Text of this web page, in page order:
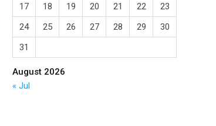
August 2026
17
18 19 20 21 22
23
24
25 26 27 28 29
30
31
« Jul